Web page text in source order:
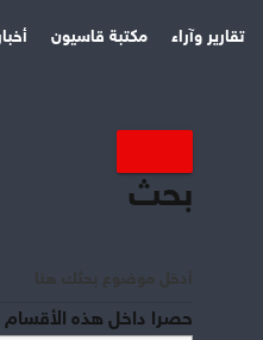
تقارير وآراء مكتبة قاسيون
بحث
حصرا داخل هذه الأقسام